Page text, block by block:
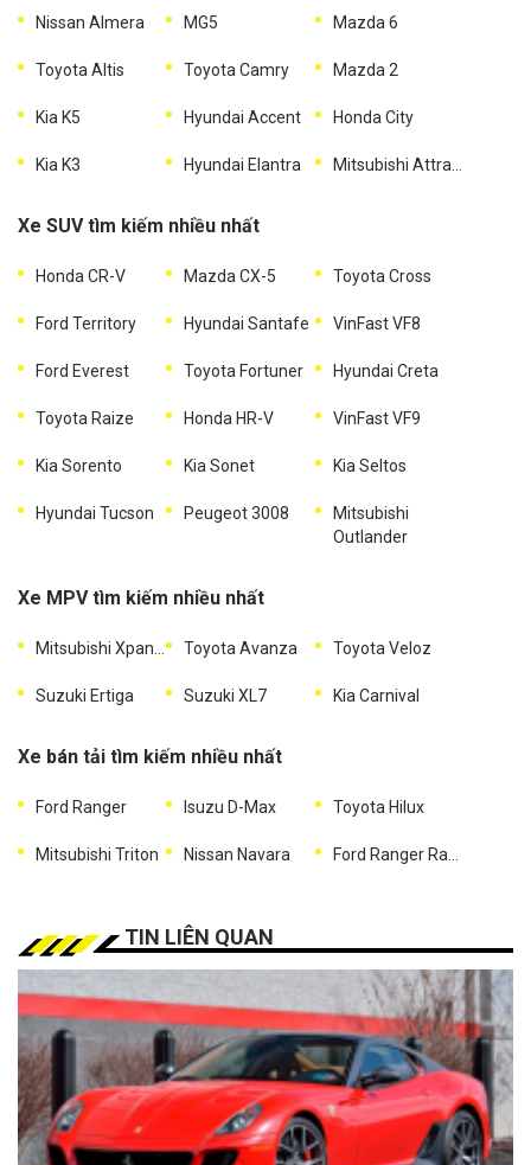
Nissan Almera MG5 Mazda 6
Toyota Altis Toyota Camry Mazda 2
Kia K5 Hyundai Accent Honda City
Kia K3 Hyundai Elantra Mitsubishi Attrage
Xe SUV tìm kiếm nhiều nhất
Honda CR-V Mazda CX-5 Toyota Cross
Ford Territory Hyundai Santafe VinFast VF8
Ford Everest Toyota Fortuner Hyundai Creta
Toyota Raize Honda HR-V VinFast VF9
Kia Sorento Kia Sonet Kia Seltos
Hyundai Tucson Peugeot 3008
Mitsubishi
Outlander
Xe MPV tìm kiếm nhiều nhất
Mitsubishi Xpander Toyota Avanza Toyota Veloz
Suzuki Ertiga Suzuki XL7 Kia Carnival
Xe bán tải tìm kiếm nhiều nhất
Ford Ranger Isuzu D-Max Toyota Hilux
Mitsubishi Triton Nissan Navara Ford Ranger Raptor
TIN LIÊN QUAN